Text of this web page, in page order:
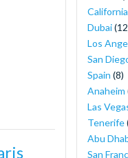
Go City:
Go City:
Good
I-RIDE
The
London
London
California
Dubai
Los
San
Spain (8)
Anaheim
Las
Tenerife
Abu
San